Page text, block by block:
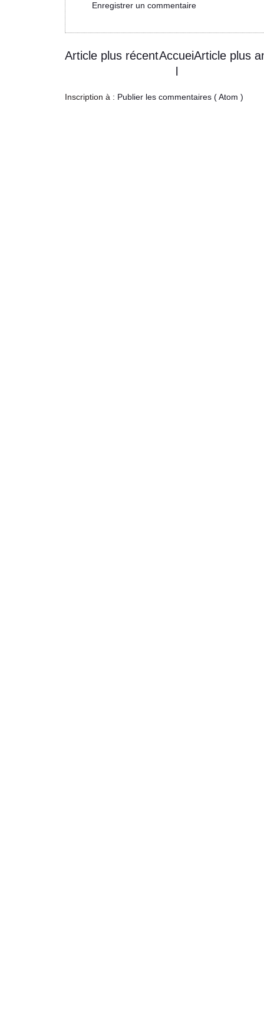
Enregistrer un commentaire
Article plus récent Article plus
Accuei
Inscription à : Publier les commentaires ( Atom )